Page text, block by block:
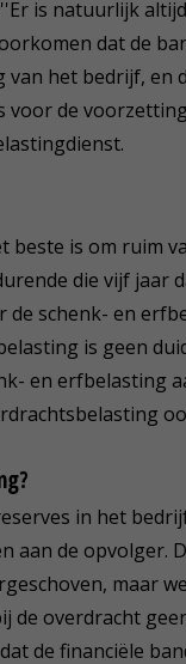
is natuurlijk
dat de
het bedrijf, en
de
beste is om ruim
die vijf jaar
de schenk- en
is geen
en erfbelasting
in het
aan de opvolger.
maar
de overdracht
de financiële